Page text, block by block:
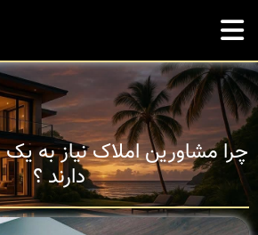
چرا مشاورین املاک نیاز به
دارند ؟